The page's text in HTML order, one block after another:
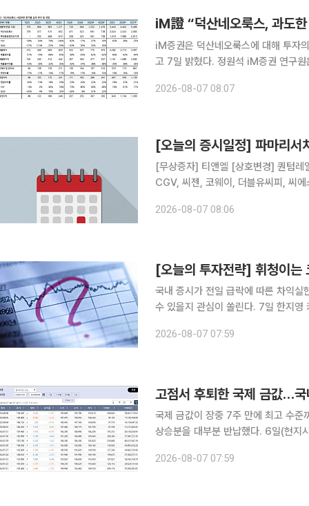
iM證 “덕산네오룩스, 과도
iM증권은 덕산네오룩스에 대해 투자
고 7일 밝혔다. 정원석 iM증권 연구원은 “OLED 소재 본업뿐만 아니라 자회사 현대중공업터보기계
다”며 “현 주가에서는 적극적인 비중
2026-08-07 08:07
[오늘의 증시일정] 파마리서
[무상증자] 티앤엘 [상호변경] 퀀텀레일 [결산실적공시 예정] 산일전기, 파마리서치, 메쎄이상, CJ
CGV, 씨젠, 코웨이, 더블유씨피, 씨
섬유, 모비데이즈, 아이비젼웍스, 누
2026-08-07 08:06
국내 증시가 전일 급락에 따른 차익
수 있을지 관심이 쏠린다. 7일 한지영 키움증권 연구원은 "오늘 국내 증시는 호르무즈 해협 불확실
따른 저가 매수세 유입 등에 힘입어
2026-08-07 07:59
고점서 후퇴한 국제 금값…
국제 금값이 장중 7주 만에 최고 수준
상승분을 대부분 반납했다. 6일(현지시간) 뉴욕상품거래소(COMEX)에서 12월 인도분 금 선물은
장 초반 온스당 4285.84달러까지
2026-08-07 07:59